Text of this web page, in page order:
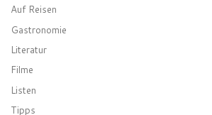
Auf Reisen
Gastronomie
Literatur
Filme
Listen
Tipps